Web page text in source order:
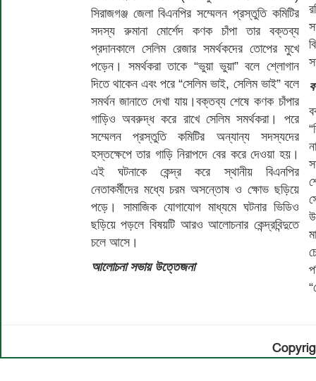
সিরাজগঞ্জ জেলা বিএনপির সম্মেলন প্রস্তুতি কমিটির
সদস্য রুমানা মোর্শেদ কণক চাঁপা তার বক্তব্য
প্রদানকালে সেলিম রেজার সমর্থকদের তোপের মুখে
পড়েন। সমর্থকরা তাকে “ভুয়া ভুয়া” বলে শ্লোগান
দিতে থাকেন এবং পরে “সেলিম ভাই, সেলিম ভাই” বলে
সমর্থন জানাতে দেখা যায়।বক্তব্য শেষে কণক চাঁপার
গাড়িও অবরুদ্ধ করে রাখে সেলিম সমর্থকরা। পরে
সম্মেলন প্রস্তুতি কমিটির অন্যান্য সদস্যদের
হস্তক্ষেপে তার গাড়ি নিরাপদে বের করে দেওয়া হয়।
এই ঘটনাকে কেন্দ্র করে স্থানীয় বিএনপির
নেতাকর্মীদের মধ্যে চরম অসন্তোষ ও ক্ষোভ ছড়িয়ে
পড়ে। সামাজিক যোগাযোগ মাধ্যমে ঘটনার ভিডিও
ছড়িয়ে পড়লে বিষয়টি আরও আলোচনার কেন্দ্রবিন্দুতে
চলে আসে।
আলোচনা সভায় উত্তেজনা